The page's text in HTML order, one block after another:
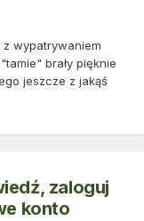
z wypatrywaniem
brały pięknie
jeszcze z jakąś
zaloguj
konto